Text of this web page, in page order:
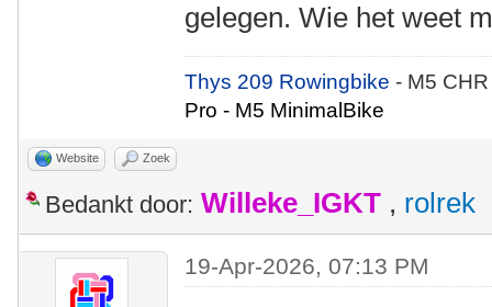
gelegen. Wie het weet
Thys 209 Rowingbike- M5
Pro - M5 MinimalBike
Website Zoek
Bedankt door: Willeke_IGKT , rolrek
19-Apr-2026, 07:13 PM